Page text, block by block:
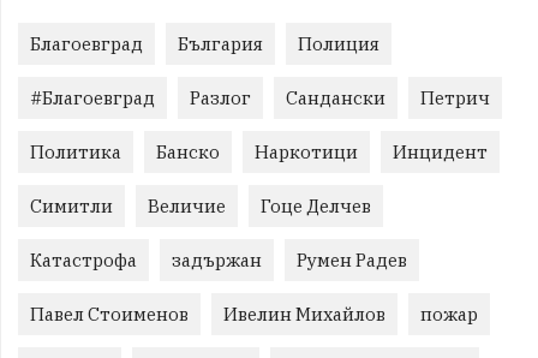
Благоевград България Полиция
#Благоевград Разлог Сандански Петрич
Политика Банско Наркотици Инцидент
Симитли Величие Гоце Делчев
Катастрофа задържан Румен Радев
Павел Стоименов Ивелин Михайлов пожар